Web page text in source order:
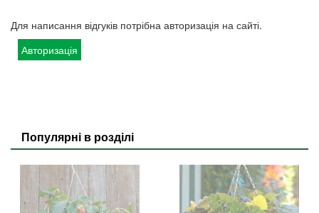
Для написання відгуків потрібна авторизація на сайті.
Авторизація
Популярні в розділі